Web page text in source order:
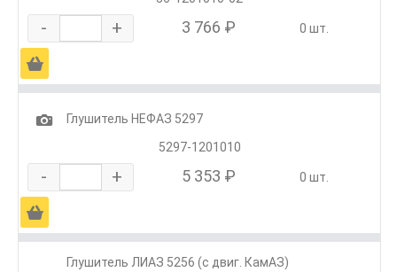
- + 3 766 ₽ 0 шт.
Ä
1
Глушитель НЕФАЗ 5297
5297-1201010
- + 5 353 ₽ 0 шт.
Ä
Глушитель ЛИАЗ 5256 (с двиг. КамАЗ)